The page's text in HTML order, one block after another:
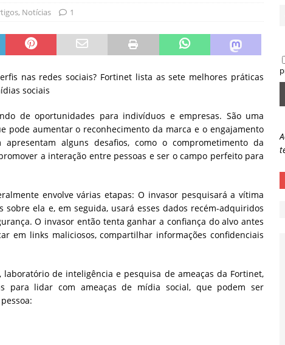
]
]
Sem guardrails, a autonomia da IA se torna um risco
NOTÍCIAS
, Notícias 1
nas redes sociais? Fortinet lista as sete melhores práticas
sociais
de oportunidades para indivíduos e empresas. São uma
pode aumentar o reconhecimento da marca e o engajamento
alguns desafios, como o comprometimento da
a interação entre pessoas e ser o campo perfeito para
envolve várias etapas: O invasor pesquisará a vítima
sobre ela e, em seguida, usará esses dados recém-adquiridos
O invasor então tenta ganhar a confiança do alvo antes
em links maliciosos, compartilhar informações confidenciais
laboratório de inteligência e pesquisa de ameaças da Fortinet,
para lidar com ameaças de mídia social, que podem ser